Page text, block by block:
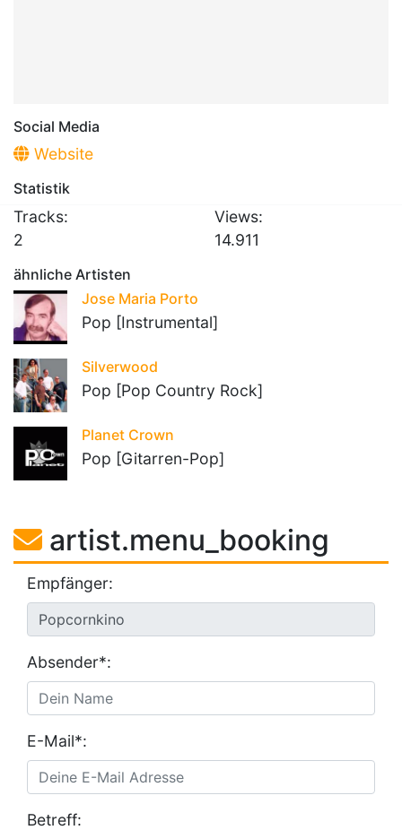
Social Media
Website
Statistik
Tracks:
2
Views:
14.911
ähnliche Artisten
Jose Maria Porto
Pop [Instrumental]
Silverwood
Pop [Pop Country Rock]
Planet Crown
Pop [Gitarren-Pop]
artist.menu_booking
Empfänger:
Absender*:
E-Mail*:
Betreff: